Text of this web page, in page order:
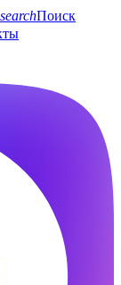
searchПоиск